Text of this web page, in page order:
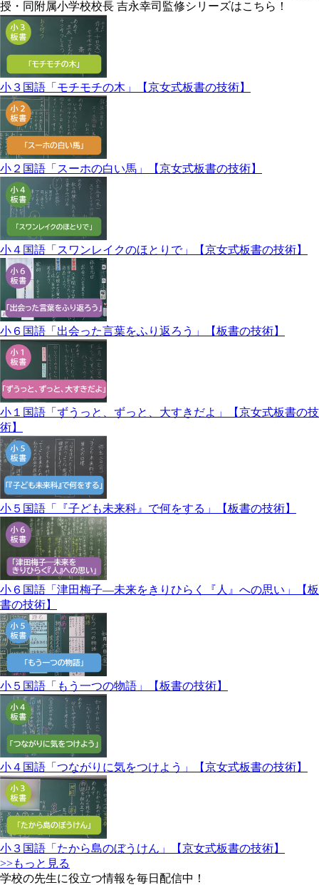
授・同附属小学校校長 吉永幸司監修シリーズはこちら！
小３国語「モチモチの木」【京女式板書の技術】
小２国語「スーホの白い馬」【京女式板書の技術】
小４国語「スワンレイクのほとりで」【京女式板書の技術】
小６国語「出会った言葉をふり返ろう」【板書の技術】
小１国語「ずうっと、ずっと、大すきだよ」【京女式板書の技
術】
小５国語「『子ども未来科』で何をする」【板書の技術】
小６国語「津田梅子―未来をきりひらく『人』への思い」【板
書の技術】
小５国語「もう一つの物語」【板書の技術】
小４国語「つながりに気をつけよう」【京女式板書の技術】
小３国語「たから島のぼうけん」【京女式板書の技術】
>>もっと見る
学校の先生に役立つ情報を毎日配信中！